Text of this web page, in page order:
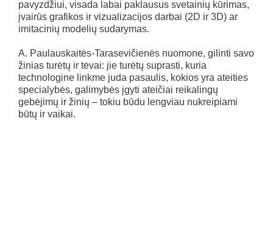
pavyzdžiui, visada labai paklausus svetainių kūrimas,
įvairūs grafikos ir vizualizacijos darbai (2D ir 3D) ar
imitacinių modelių sudarymas.
A. Paulauskaitės-Tarasevičienės nuomone, gilinti savo
žinias turėtų ir tėvai: jie turėtų suprasti, kuria
technologine linkme juda pasaulis, kokios yra ateities
specialybės, galimybės įgyti ateičiai reikalingų
gebėjimų ir žinių – tokiu būdu lengviau nukreipiami
būtų ir vaikai.